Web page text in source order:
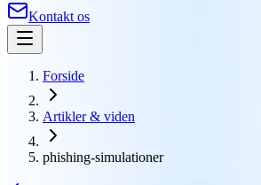
Kontakt os
Forside
Artikler & viden
phishing-simulationer